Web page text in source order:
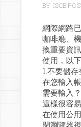
BY: ISCB
網際網路
咖啡廳、
換重要資
使用，以
1.不要儲
在您輸入
需要輸入
這樣很容
在使用公
閉瀏覽器